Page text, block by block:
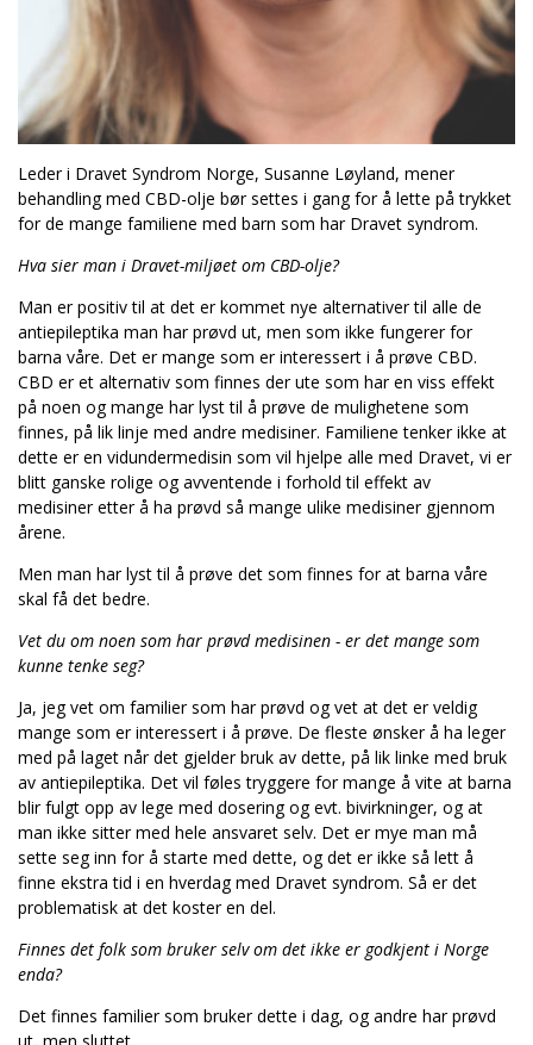
Leder i Dravet Syndrom Norge, Susanne Løyland, mener
behandling med CBD-olje bør settes i gang for å lette på trykket
for de mange familiene med barn som har Dravet syndrom.
Hva sier man i Dravet-miljøet om CBD-olje?
Man er positiv til at det er kommet nye alternativer til alle de
antiepileptika man har prøvd ut, men som ikke fungerer for
barna våre. Det er mange som er interessert i å prøve CBD.
CBD er et alternativ som finnes der ute som har en viss effekt
på noen og mange har lyst til å prøve de mulighetene som
finnes, på lik linje med andre medisiner. Familiene tenker ikke at
dette er en vidundermedisin som vil hjelpe alle med Dravet, vi er
blitt ganske rolige og avventende i forhold til effekt av
medisiner etter å ha prøvd så mange ulike medisiner gjennom
årene.
Men man har lyst til å prøve det som finnes for at barna våre
skal få det bedre.
Vet du om noen som har prøvd medisinen - er det mange som
kunne tenke seg?
Ja, jeg vet om familier som har prøvd og vet at det er veldig
mange som er interessert i å prøve. De fleste ønsker å ha leger
med på laget når det gjelder bruk av dette, på lik linke med bruk
av antiepileptika. Det vil føles tryggere for mange å vite at barna
blir fulgt opp av lege med dosering og evt. bivirkninger, og at
man ikke sitter med hele ansvaret selv. Det er mye man må
sette seg inn for å starte med dette, og det er ikke så lett å
finne ekstra tid i en hverdag med Dravet syndrom. Så er det
problematisk at det koster en del.
Finnes det folk som bruker selv om det ikke er godkjent i Norge
enda?
Det finnes familier som bruker dette i dag, og andre har prøvd